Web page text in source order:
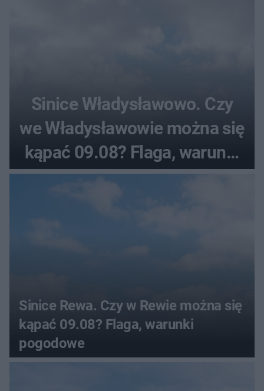
Sinice Władysławowo. Czy
we Władysławowie można się
kąpać 09.08? Flaga, warunki
pogodowe
Sinice Rewa. Czy w Rewie można się
kąpać 09.08? Flaga, warunki
pogodowe